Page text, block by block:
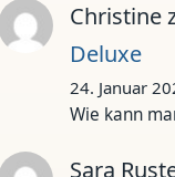
Christine
Deluxe
24. Januar
Wie kann
Sara